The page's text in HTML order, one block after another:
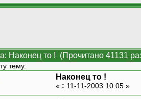
Наконец то ! (Прочитано 41131
тему.
Наконец то !
« : 11-11-2003 10:05 »